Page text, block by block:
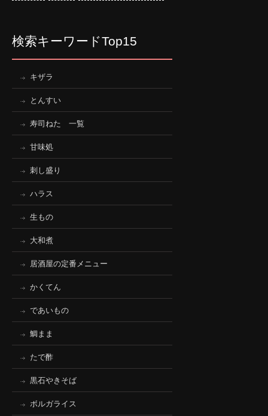
検索キーワードTop15
キザラ
とんすい
寿司ねた 一覧
甘味処
刺し盛り
ハラス
生もの
大和煮
居酒屋の定番メニュー
かくてん
であいもの
鯛まま
たで酢
黒石やきそば
ボルガライス